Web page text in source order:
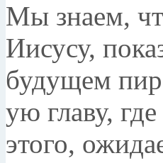
Мы знаем,
Иисусу,
будущем
ую главу,
этого,